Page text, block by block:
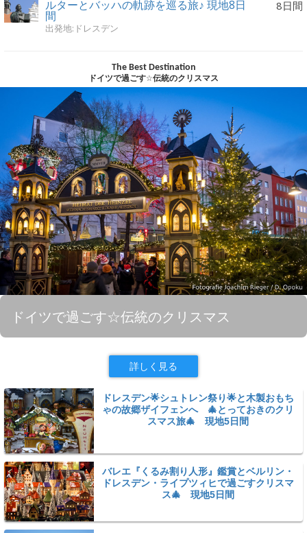
ルターとバッハの軌跡を巡る旅♪ 現地8日
間
出発地:ドレスデン
8日間
The Best Destination
ドイツで過ごす☆伝統のクリスマス
ドイツで過ごす☆伝統のクリスマス
詳しく見る
ドレスデン🌟シュトレン祭り🌟と木製おもち
ゃの故郷ザイフェンへ 🎄とっておきのクリ
スマス旅🎄 現地5日間
バレエ『くるみ割り人形』鑑賞とベルリン・
ドレスデン・ライプツィヒで過ごすクリスマ
ス🎄 現地5日間